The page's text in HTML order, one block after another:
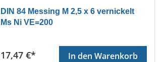
DIN 84 Messing M 2,5 x 6 vernickelt
Ms Ni VE=200
Regulärer Preis:
17,47 €* In den Warenkorb